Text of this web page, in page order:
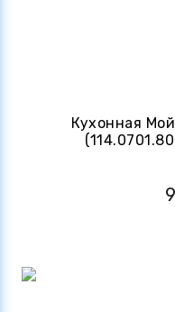
Кухонная